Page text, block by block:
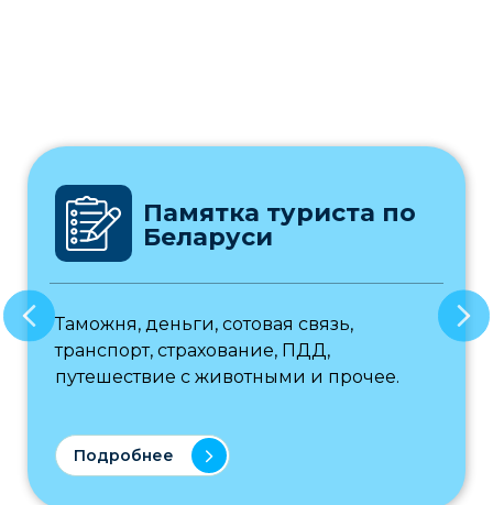
Памятка туриста по
Беларуси
Таможня, деньги, сотовая связь,
транспорт, страхование, ПДД,
путешествие с животными и прочее.
Подробнее